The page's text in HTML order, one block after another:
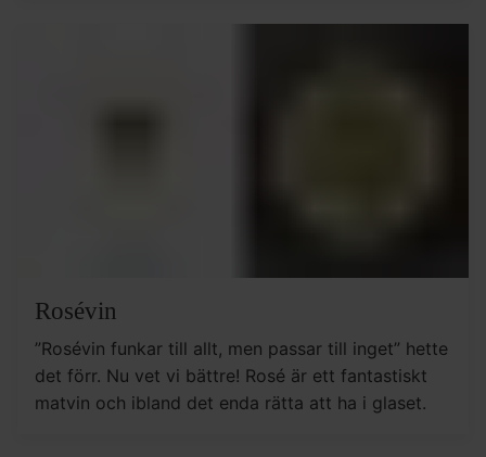
något i stil beroende på odlingsland. Gemensamt
Rosévin
”Rosévin funkar till allt, men passar till inget” hette
det förr. Nu vet vi bättre! Rosé är ett fantastiskt
matvin och ibland det enda rätta att ha i glaset.